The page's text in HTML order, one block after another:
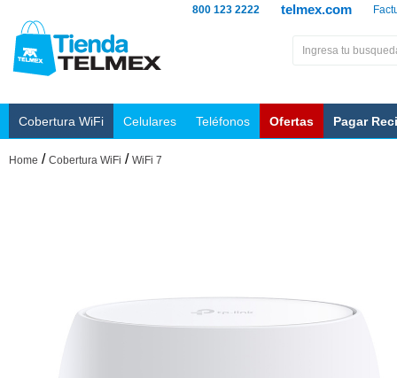
telmex.com
800 123 2222
Cobertura WiFi Celulares Teléfonos Ofertas Pagar
Home / Cobertura WiFi / WiFi 7